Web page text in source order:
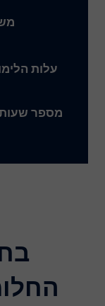
משך
עלות
מספר שעות